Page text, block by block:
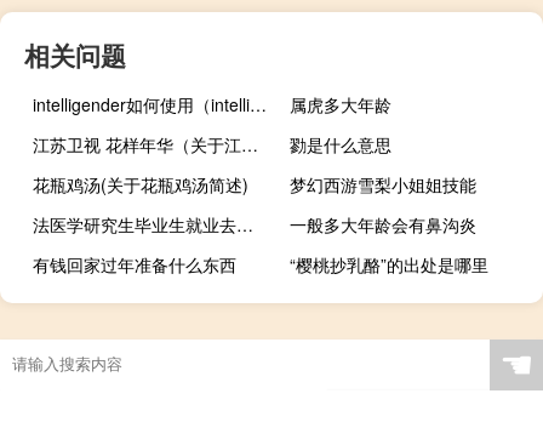
相关问题
intelligender如何使用（intelligender）
属虎多大年龄
江苏卫视 花样年华（关于江苏卫视 花样年华的介绍）
勠是什么意思
花瓶鸡汤(关于花瓶鸡汤简述)
梦幻西游雪梨小姐姐技能
法医学研究生毕业生就业去向（法医学研究生）
一般多大年龄会有鼻沟炎
有钱回家过年准备什么东西
“樱桃抄乳酪”的出处是哪里
☚